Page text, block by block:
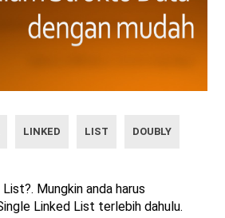
LINKED LIST DOUBLY
Mungkin anda harus
Linked List terlebih dahulu.